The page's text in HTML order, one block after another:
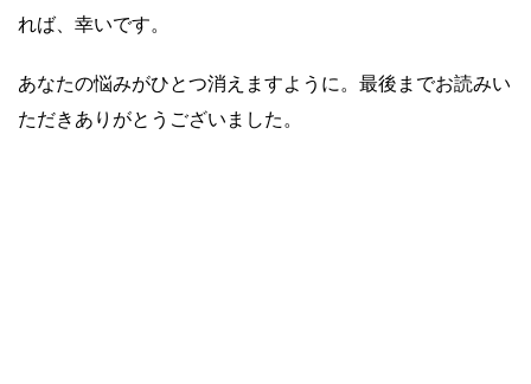
れば、幸いです。
あなたの悩みがひとつ消えますように。最後までお読みい
ただきありがとうございました。